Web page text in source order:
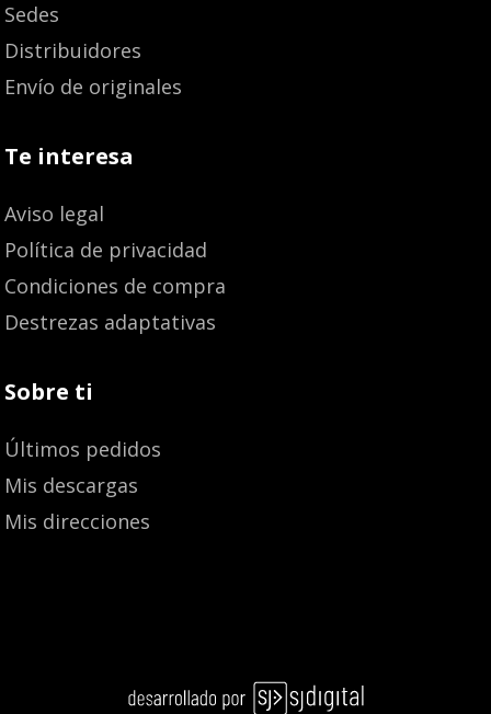
7,12€
Sedes
Distribuidores
Envío de originales
Te interesa
Aviso legal
Política de privacidad
Condiciones de compra
Destrezas adaptativas
Sobre ti
Últimos pedidos
Mis descargas
Mis direcciones